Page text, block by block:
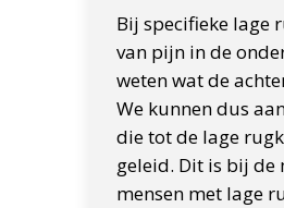
Bij specifieke lage
van pijn in de
weten wat de
We kunnen dus
die tot de lage
geleid. Dit is bij de
mensen met lage